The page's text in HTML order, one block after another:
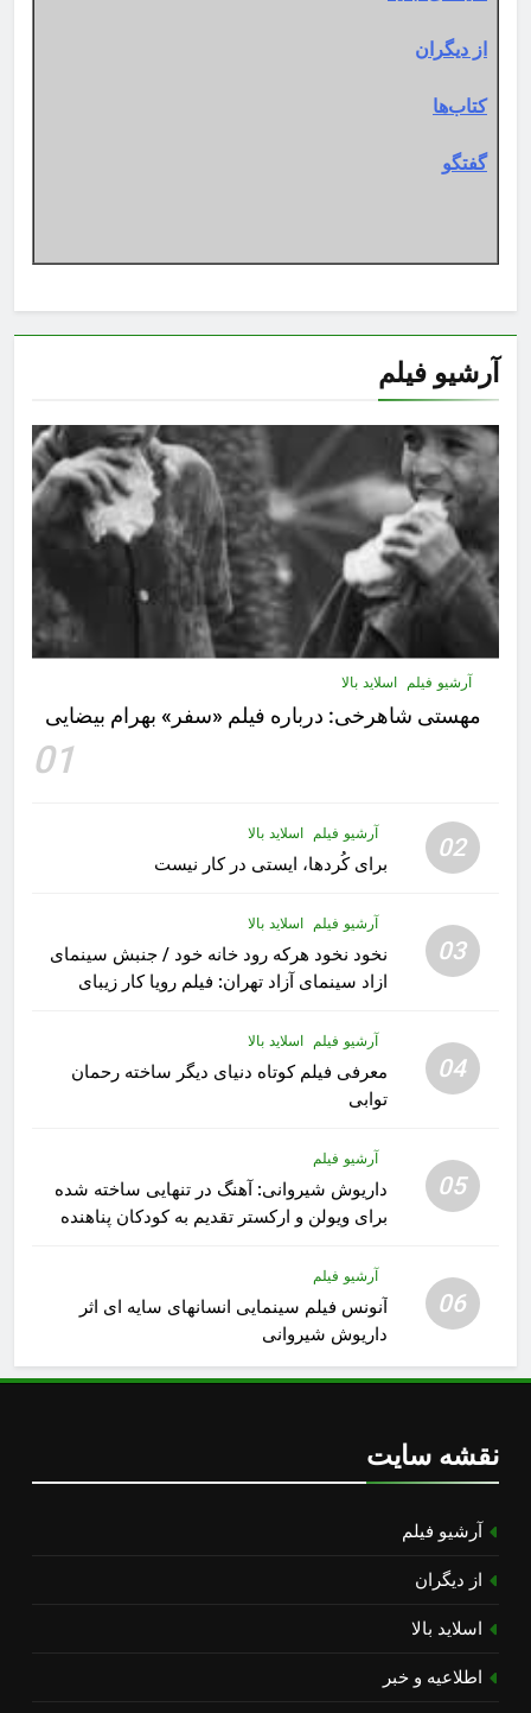
از دیگران
کتاب‌ها
گفتگو
آرشیو فیلم
آرشیو فیلم اسلاید بالا
مهستى شاهرخى:‌ درباره فيلم «سفر» بهرام بیضایی
01
02 آرشیو فیلم اسلاید بالا
برای کُردها، ایستی در کار نیست
03
آرشیو فیلم اسلاید بالا
نخود نخود هرکه رود خانه خود / جنبش سینمای
ازاد سینمای آزاد تهران: فیلم رویا کار زیبای
04
آرشیو فیلم اسلاید بالا
معرفی فیلم کوتاه دنیای دیگر ساخته رحمان
توابی
05
آرشیو فیلم
داریوش شیروانی: آهنگ در تنهایی ساخته شده
برای ویولن و ارکستر تقدیم به کودکان پناهنده
06
آرشیو فیلم
آنونس فیلم سینمایی انسانهای سایه ای اثر
داریوش شیروانی
نقشه سایت
آرشیو فیلم
از دیگران
اسلاید بالا
اطلاعیه و خبر